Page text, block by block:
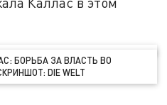
БОРЬБА ЗА ВЛАСТЬ ВО
DIE WELT